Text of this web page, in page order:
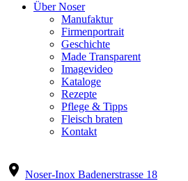
Über Noser
Manufaktur
Firmenportrait
Geschichte
Made Transparent
Imagevideo
Kataloge
Rezepte
Pflege & Tipps
Fleisch braten
Kontakt
location_on Noser-Inox Badenerstrasse 18